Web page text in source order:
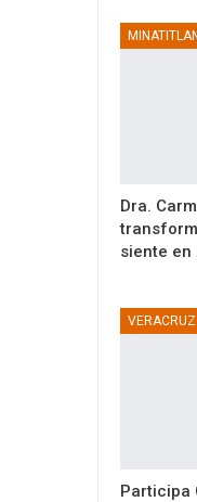
Dra.
siente en
VERACRUZ
Participa